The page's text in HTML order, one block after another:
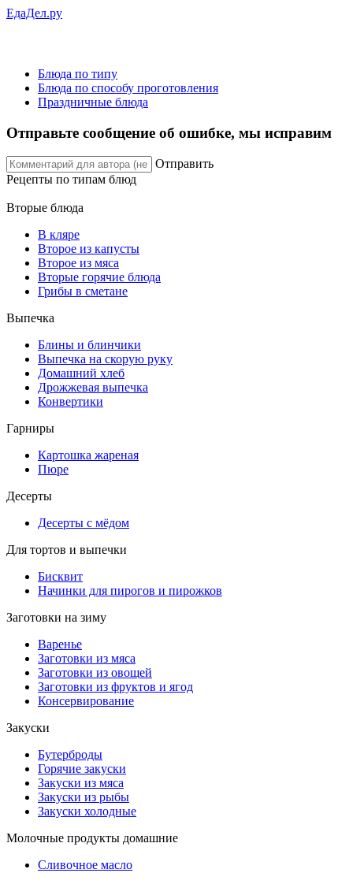
ЕдаДел.ру
Блюда по типу
Блюда по способу проготовления
Праздничные блюда
Отправьте сообщение об ошибке, мы исправим
Отправить
Рецепты по типам блюд
Вторые блюда
В кляре
Второе из капусты
Второе из мяса
Вторые горячие блюда
Грибы в сметане
Выпечка
Блины и блинчики
Выпечка на скорую руку
Домашний хлеб
Дрожжевая выпечка
Конвертики
Гарниры
Картошка жареная
Пюре
Десерты
Десерты с мёдом
Для тортов и выпечки
Бисквит
Начинки для пирогов и пирожков
Заготовки на зиму
Варенье
Заготовки из мяса
Заготовки из овощей
Заготовки из фруктов и ягод
Консервирование
Закуски
Бутерброды
Горячие закуски
Закуски из мяса
Закуски из рыбы
Закуски холодные
Молочные продукты домашние
Сливочное масло